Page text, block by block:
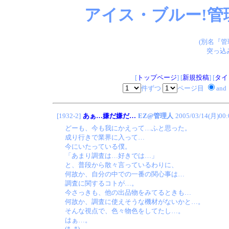
アイス・ブルー!
(別名『
突っ込
[トップページ] [新規投稿] [タ
件ずつ
ページ目 and
[1932-2] あぁ…嫌だ嫌だ… EZ@管理人 2005/03/14(月
どーも、今も我にかえって…ふと思った。
成り行きで業界に入って…
今にいたっている僕。
「あまり調査は…好きでは…」
と、普段から散々言っているわりに、
何故か、自分の中での一番の関心事は…
調査に関するコトが…。
今さっきも、他の出品物をみてるときも…
何故か、調査に使えそうな機材がないかと…。
そんな視点で、色々物色をしてたし…。
はぁ…。